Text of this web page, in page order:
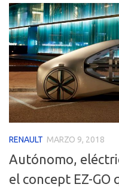
RENAULT MARZO 9, 2018
Autónomo,
el concept EZ-